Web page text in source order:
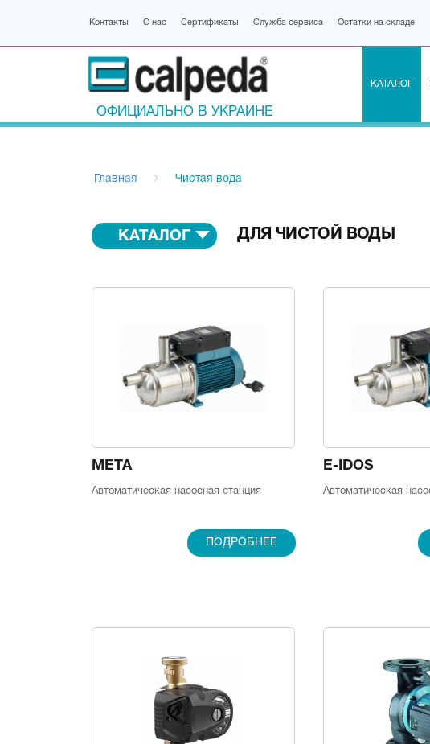
Контакты О нас Сертификаты Служба сервиса Остатки на складе
ОФИЦИАЛЬНО В УКРАИНЕ
КАТАЛОГ
Главная Чистая вода
КАТАЛОГ ДЛЯ ЧИСТОЙ ВОДЫ
META
Автоматическая насосная станция
ПОДРОБНЕЕ
E-IDOS
Автоматическая